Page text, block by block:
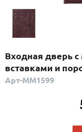
С реечным дизайном
ПО НАЗНАЧЕНИЮ
ПО КОНСТРУКЦИИ
Входная дверь
вставками и
Арт-ММ1599